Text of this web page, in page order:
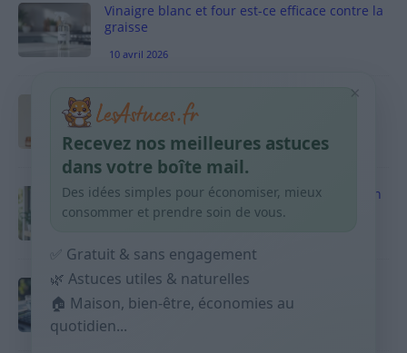
Vinaigre blanc et four est-ce efficace contre la
graisse
10 avril 2026
Taches pigmentaires : routine simple +
habitudes qui aident
9 avril 2026
Produits ménagers : comment économiser en
courses sans acheter 10 sprays
Budget mensuel : méthode rapide pour
répartir son salaire dès le jour de paie
9 avril 2026
×
Recevez nos meilleures astuces
dans votre boîte mail.
Des idées simples pour économiser, mieux
consommer et prendre soin de vous.
✅ Gratuit & sans engagement
🌿 Astuces utiles & naturelles
🏠 Maison, bien-être, économies au
quotidien...